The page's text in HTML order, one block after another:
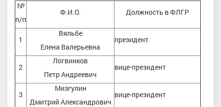
№
п/п
Ф.И.О. Должность в ФЛГР
1
Вяльбе
Елена Валерьевна
президент
2
Логвинков
Петр Андреевич
вице-президент
3
Мизгулин
Дмитрий Александрович
вице-президент